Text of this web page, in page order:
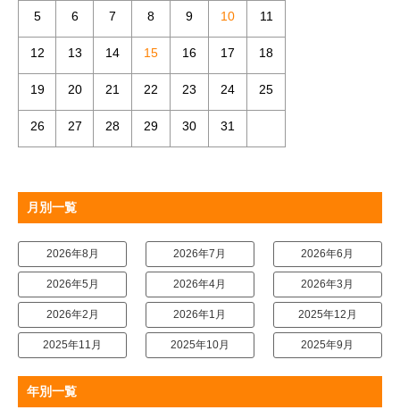
5 6 7 8 9 10 11
12 13 14 15 16 17 18
19 20 21 22 23 24 25
26 27 28 29 30 31
月別一覧
2026年8月 2026年7月 2026年6月
2026年5月 2026年4月 2026年3月
2026年2月 2026年1月 2025年12月
2025年11月 2025年10月 2025年9月
年別一覧